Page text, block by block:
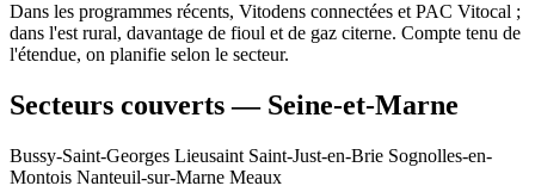
Dans les programmes récents, Vitodens connectées et PAC Vitocal ;
dans l'est rural, davantage de fioul et de gaz citerne. Compte tenu de
l'étendue, on planifie selon le secteur.
Secteurs couverts — Seine-et-Marne
Bussy-Saint-Georges Lieusaint Saint-Just-en-Brie Sognolles-en-
Montois Nanteuil-sur-Marne Meaux